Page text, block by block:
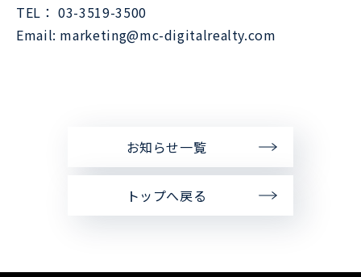
TEL： 03-3519-3500
Email: marketing@mc-digitalrealty.com
お知らせ一覧
トップへ戻る